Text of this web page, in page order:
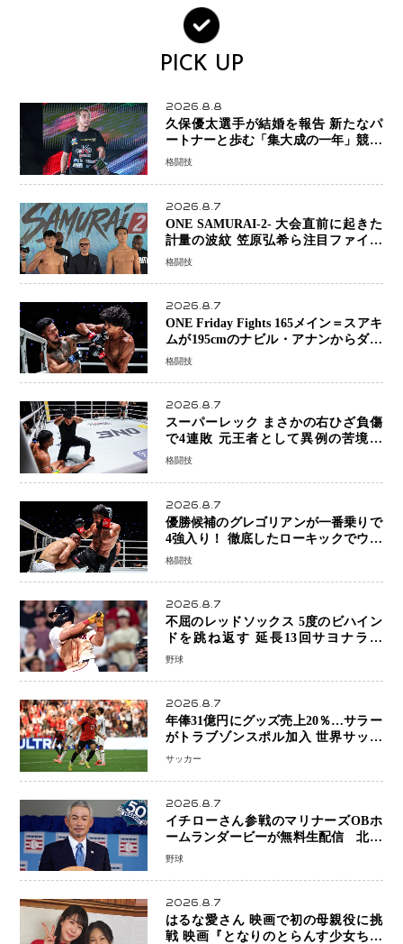
PICK UP
2026.8.8
久保優太選手が結婚を報告 新たなパ
ートナーと歩む「集大成の一年」競技
生活を支える存在に感謝
格闘技
2026.8.7
ONE SAMURAI-2- 大会直前に起きた
計量の波紋 笠原弘希ら注目ファイタ
ーは契約体重で決戦へ、山本歩夢と平
格闘技
2026.8.7
ONE Friday Fights 165メイン＝スアキ
ムが195cmのナビル・アナンからダウ
ン奪取！猛反撃を耐え抜き判定勝利、
格闘技
2026.8.7
スーパーレック まさかの右ひざ負傷
で4連敗 元王者として異例の苦境…
「アクシデント」でも消えない危険信
格闘技
2026.8.7
優勝候補のグレゴリアンが一番乗りで
4強入り！ 徹底したローキックでウス
ビャンを攻略、判定勝利
格闘技
2026.8.7
不屈のレッドソックス 5度のビハイン
ドを跳ね返す 延長13回サヨナラ勝
ち 吉田正尚選手も2安打1打点で貢献 4
野球
2026.8.7
年俸31億円にグッズ売上20％…サラー
がトラブゾンスポル加入 世界サッカ
ーは「五大リーグ一強」から新時代へ
サッカー
2026.8.7
イチローさん参戦のマリナーズOBホ
ームランダービーが無料生配信 北米
ならではの“魅せる興行”に世界が注目
野球
2026.8.7
はるな愛さん 映画で初の母親役に挑
戦 映画『となりのとらんす少女ちゃ